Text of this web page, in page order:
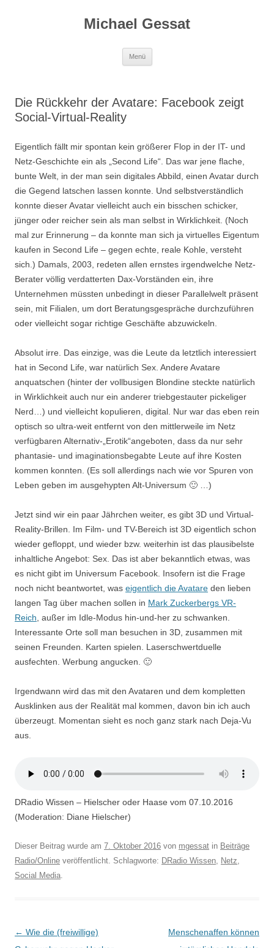
Michael Gessat
Menü
Die Rückkehr der Avatare: Facebook zeigt
Social-Virtual-Reality
Eigentlich fällt mir spontan kein größerer Flop in der IT- und
Netz-Geschichte ein als „Second Life“. Das war jene flache,
bunte Welt, in der man sein digitales Abbild, einen Avatar durch
die Gegend latschen lassen konnte. Und selbstverständlich
konnte dieser Avatar vielleicht auch ein bisschen schicker,
jünger oder reicher sein als man selbst in Wirklichkeit. (Noch
mal zur Erinnerung – da konnte man sich ja virtuelles Eigentum
kaufen in Second Life – gegen echte, reale Kohle, versteht
sich.) Damals, 2003, redeten allen ernstes irgendwelche Netz-
Berater völlig verdatterten Dax-Vorständen ein, ihre
Unternehmen müssten unbedingt in dieser Parallelwelt präsent
sein, mit Filialen, um dort Beratungsgespräche durchzuführen
oder vielleicht sogar richtige Geschäfte abzuwickeln.
Absolut irre. Das einzige, was die Leute da letztlich interessiert
hat in Second Life, war natürlich Sex. Andere Avatare
anquatschen (hinter der vollbusigen Blondine steckte natürlich
in Wirklichkeit auch nur ein anderer triebgestauter pickeliger
Nerd…) und vielleicht kopulieren, digital. Nur war das eben rein
optisch so ultra-weit entfernt von den mittlerweile im Netz
verfügbaren Alternativ-„Erotik“angeboten, dass da nur sehr
phantasie- und imaginationsbegabte Leute auf ihre Kosten
kommen konnten. (Es soll allerdings nach wie vor Spuren von
Leben geben im ausgehypten Alt-Universum 🙂 …)
Jetzt sind wir ein paar Jährchen weiter, es gibt 3D und Virtual-
Reality-Brillen. Im Film- und TV-Bereich ist 3D eigentlich schon
wieder gefloppt, und wieder bzw. weiterhin ist das plausibelste
inhaltliche Angebot: Sex. Das ist aber bekanntlich etwas, was
es nicht gibt im Universum Facebook. Insofern ist die Frage
noch nicht beantwortet, was eigentlich die Avatare den lieben
langen Tag über machen sollen in Mark Zuckerbergs VR-
Reich , außer im Idle-Modus hin-und-her zu schwanken.
Interessante Orte soll man besuchen in 3D, zusammen mit
seinen Freunden. Karten spielen. Laserschwertduelle
ausfechten. Werbung angucken. 🙂
Irgendwann wird das mit den Avataren und dem kompletten
Ausklinken aus der Realität mal kommen, davon bin ich auch
überzeugt. Momentan sieht es noch ganz stark nach Deja-Vu
aus.
DRadio Wissen – Hielscher oder Haase vom 07.10.2016
(Moderation: Diane Hielscher)
Dieser Beitrag wurde am 7. Oktober 2016 von mgessat in Beiträge
Radio/Online veröffentlicht. Schlagworte: DRadio Wissen, Netz,
Social Media.
Beitragsnavigation
← Wie die (freiwillige)
Menschenaffen können